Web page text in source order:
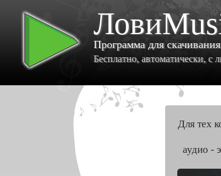
Программа для
Бесплатно, автоматически, с
Для тех
аудио -